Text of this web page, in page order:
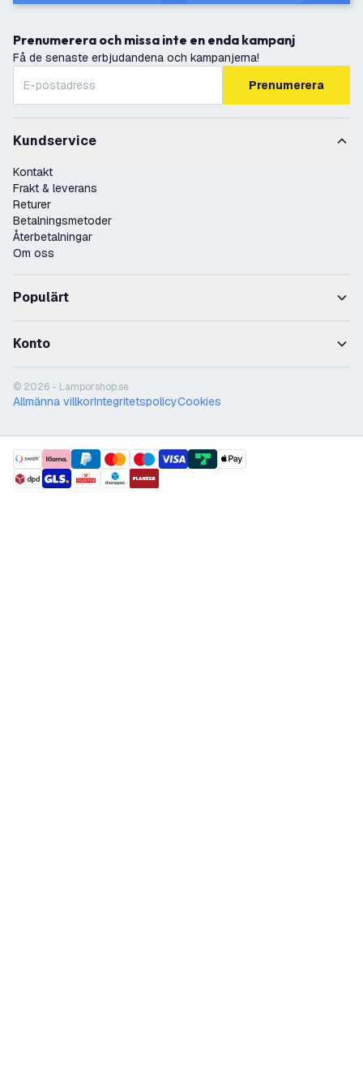
Prenumerera och missa inte en enda kampanj
Få de senaste erbjudandena och kampanjerna!
Prenumerera
Kundservice
Kontakt
Frakt & leverans
Returer
Betalningsmetoder
Återbetalningar
Om oss
Populärt
Konto
© 2026 - Lamporshop.se
Allmänna villkorIntegritetspolicyCookies
payment methods
shipment methods